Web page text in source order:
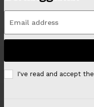
I've read and accept the